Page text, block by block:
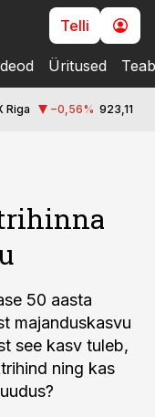
Telli
Üritused
Riga −0,56% 923,11
50 aasta
majanduskasvu
see kasv tuleb,
ning kas